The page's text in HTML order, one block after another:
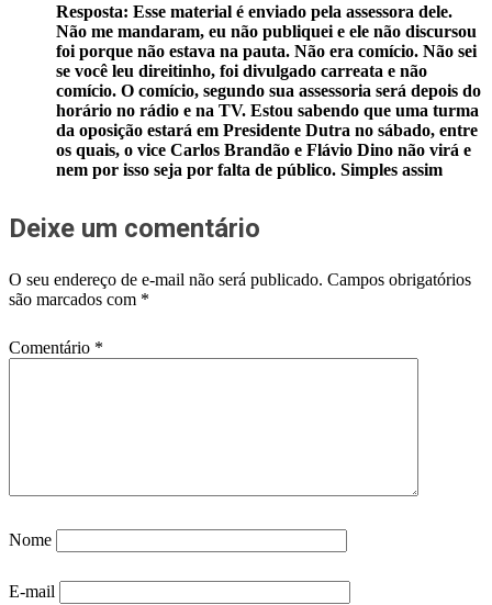
Resposta: Esse material é enviado pela assessora dele.
Não me mandaram, eu não publiquei e ele não discursou
foi porque não estava na pauta. Não era comício. Não sei
se você leu direitinho, foi divulgado carreata e não
comício. O comício, segundo sua assessoria será depois do
horário no rádio e na TV. Estou sabendo que uma turma
da oposição estará em Presidente Dutra no sábado, entre
os quais, o vice Carlos Brandão e Flávio Dino não virá e
nem por isso seja por falta de público. Simples assim
Deixe um comentário
O seu endereço de e-mail não será publicado. Campos obrigatórios
são marcados com *
Comentário *
Nome
E-mail